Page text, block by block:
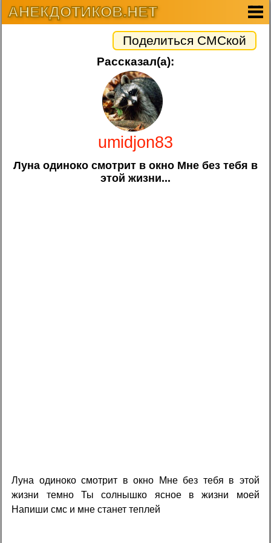
АНЕКДОТИКОВ.НЕТ
Поделиться СМСкой
Рассказал(а):
umidjon83
Луна одиноко смотрит в окно Мне без тебя в
этой жизни...
Луна одиноко смотрит в окно Мне без тебя в этой
жизни темно Ты солнышко ясное в жизни моей
Напиши смс и мне станет теплей